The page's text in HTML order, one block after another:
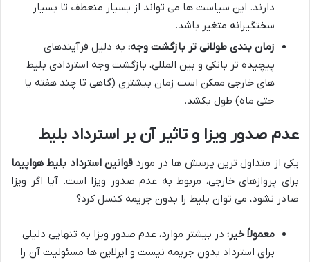
دارند. این سیاست ها می تواند از بسیار منعطف تا بسیار
سختگیرانه متغیر باشد.
زمان بندی طولانی تر بازگشت وجه: به دلیل فرآیندهای
پیچیده تر بانکی و بین المللی، بازگشت وجه استردادی بلیط
های خارجی ممکن است زمان بیشتری (گاهی تا چند هفته یا
حتی ماه) طول بکشد.
عدم صدور ویزا و تاثیر آن بر استرداد بلیط
یکی از متداول ترین پرسش ها در مورد قوانین استرداد بلیط هواپیما
برای پروازهای خارجی، مربوط به عدم صدور ویزا است. آیا اگر ویزا
صادر نشود، می توان بلیط را بدون جریمه کنسل کرد؟
معمولاً خیر: در بیشتر موارد، عدم صدور ویزا به تنهایی دلیلی
برای استرداد بدون جریمه نیست و ایرلاین ها مسئولیت آن را